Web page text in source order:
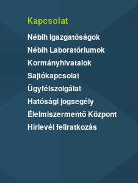
Kapcsolat
Nébih Igazgatóságok
Nébih Laboratóriumok
Kormányhivatalok
Sajtókapcsolat
Ügyfélszolgálat
Hatósági jogsegély
Élelmiszermentő Központ
Hírlevél feliratkozás